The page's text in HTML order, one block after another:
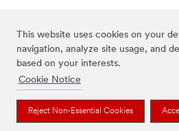
This website uses cookies on your
navigation, analyze site usage, and
based on your interests.
Cookie Notice
Reject Non-Essential Cookies
De ovenstående brands er